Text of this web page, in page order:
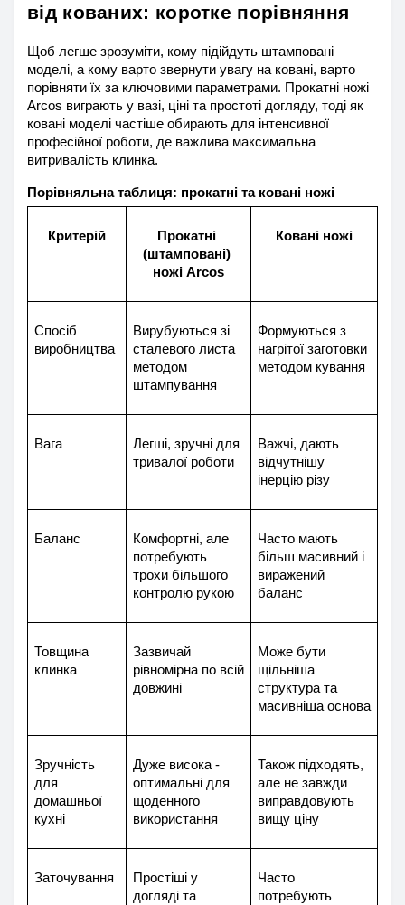
від кованих: коротке порівняння
Щоб легше зрозуміти, кому підійдуть штамповані
моделі, а кому варто звернути увагу на ковані, варто
порівняти їх за ключовими параметрами. Прокатні ножі
Arcos виграють у вазі, ціні та простоті догляду, тоді як
ковані моделі частіше обирають для інтенсивної
професійної роботи, де важлива максимальна
витривалість клинка.
Порівняльна таблиця: прокатні та ковані ножі
Критерій
Прокатні
(штамповані)
ножі Arcos
Ковані ножі
Спосіб
виробництва
Вирубуються зі
сталевого листа
методом
штампування
Формуються з
нагрітої заготовки
методом кування
Вага
Легші, зручні для
тривалої роботи
Важчі, дають
відчутнішу
інерцію різу
Баланс
Комфортні, але
потребують
трохи більшого
контролю рукою
Часто мають
більш масивний і
виражений
баланс
Товщина
клинка
Зазвичай
рівномірна по всій
довжині
Може бути
щільніша
структура та
масивніша основа
Зручність
для
домашньої
кухні
Дуже висока -
оптимальні для
щоденного
використання
Також підходять,
але не завжди
виправдовують
вищу ціну
Заточування
Простіші у
догляді та
Часто
потребують